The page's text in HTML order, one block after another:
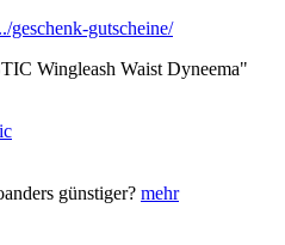
geschenk-gutscheine/
Wingleash Waist Dyneema"
günstiger? mehr